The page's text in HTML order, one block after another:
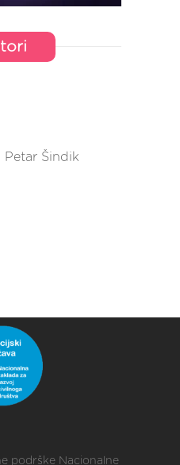
Petar Šindik
podrške Nacionalne